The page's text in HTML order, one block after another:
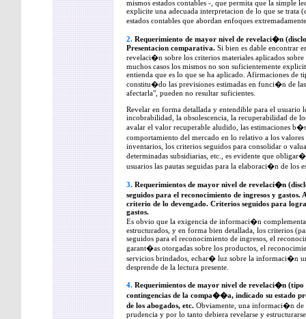
mismos estados contables -, que permita que la simple
explicite una adecuada interpretacion de lo que se trata
estados contables que abordan enfoques
2. Requerimiento de mayor nivel de revelaci�n
Presentacion comparativa. Si bien es dable encontrar
revelaci�n sobre los criterios materiales aplicados
muchos casos los mismos no son suficientemente
entienda que es lo que se ha aplicado. Afirmaciones de
constitu�do las previsiones estimadas en funci�n de
afectarla", pueden no resultar suficientes.
Revelar en forma detallada y entendible para el usuario
incobrabilidad, la obsolescencia, la recuperabilidad de
avalar el valor recuperable aludido, las estimaciones
comportamiento del mercado en lo relativo a los
inventarios, los criterios seguidos para consolidar o
determinadas subsidiarias, etc., es evidente que
usuarios las pautas seguidas para la elaboraci�n de los
3. Requerimientos de mayor nivel de revelaci�n
seguidos para el reconocimiento de ingresos y
criterio de lo devengado. Criterios seguidos para
gastos.
Es obvio que la exigencia de informaci�n
estructurados, y en forma bien detallada, los criterios
seguidos para el reconocimiento de ingresos, el
garant�as otorgadas sobre los productos, el
servicios brindados, echar� luz sobre la informaci�n
desprende de la lectura presente.
4. Requerimientos de mayor nivel de revelaci�n
contingencias de la compa��a, indicado su estado
de los abogados, etc. Obviamente, una informaci�n de
prudencia y por lo tanto debiera revelarse y